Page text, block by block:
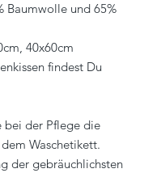
Baumwolle und 65%
40x60cm
findest Du
bei der Pflege die
Waschetikett.
der gebräuchlichsten